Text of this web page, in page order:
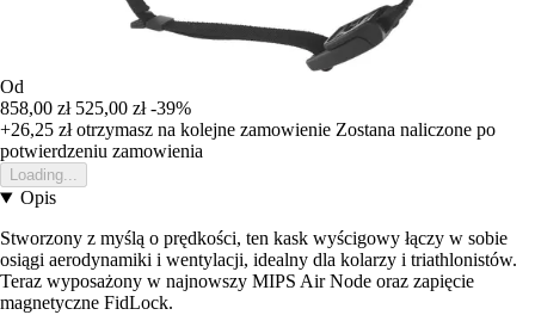
Od
858,00 zł 525,00 zł -39%
+26,25 złotrzymasz na kolejne zamowienie Zostana naliczone po
potwierdzeniu zamowienia
Loading...
Opis
Stworzony z myślą o prędkości, ten kask wyścigowy łączy w sobie
osiągi aerodynamiki i wentylacji, idealny dla kolarzy i triathlonistów.
Teraz wyposażony w najnowszy MIPS Air Node oraz zapięcie
magnetyczne FidLock.